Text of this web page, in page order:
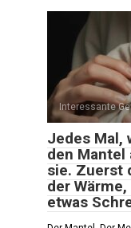
Interessante
Jedes Mal,
den Mantel
sie. Zuerst
der
etwas